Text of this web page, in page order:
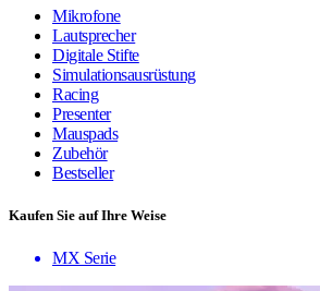
Mikrofone
Lautsprecher
Digitale Stifte
Simulationsausrüstung
Racing
Presenter
Mauspads
Zubehör
Bestseller
Kaufen Sie auf Ihre Weise
MX Serie